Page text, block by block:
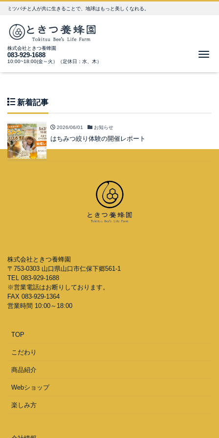
ミツバチと人が共に生きることで、地球はもっと美しくなれる。
株式会社ときつ養蜂園
083-929-1688
10:00~18:00(金～火）（定休日：水、木）
新着記事
2026/06/01 お知らせ
はちみつ絞り体験の開催レポート
株式会社ときつ養蜂園
〒753-0303 山口県山口市仁保下郷561-1
TEL 083-929-1688
※営業電話はお断りしております。
FAX 083-929-1364
営業時間 10:00～18:00
TOP
こだわり
商品紹介
Webショップ
楽しみ方